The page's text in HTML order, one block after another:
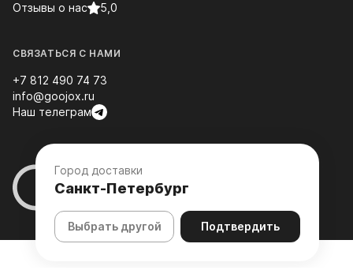
Отзывы о нас
5,0
СВЯЗАТЬСЯ С НАМИ
+7 812 490 74 73
info@goojox.ru
Наш телеграм
Город доставки
Санкт-Петербург
Выбрать другой Подтвердить